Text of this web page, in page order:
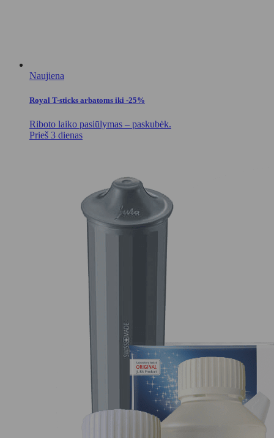
Naujiena
Royal T-sticks arbatoms iki -25%
Riboto laiko pasiūlymas – paskubėk.
Prieš 3 dienas